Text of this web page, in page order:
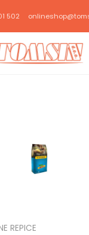
502
REPICE